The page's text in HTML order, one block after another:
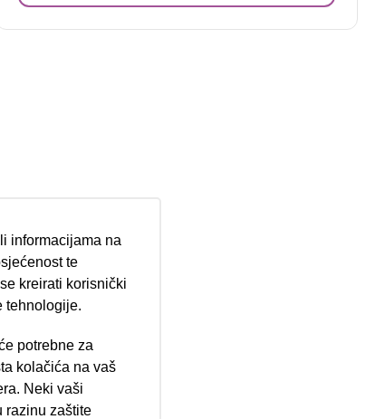
102, Resnik
informacijama na
te
kreirati korisnički
tehnologije.
potrebne za
kolačića na vaš
Neki vaši
razinu zaštite